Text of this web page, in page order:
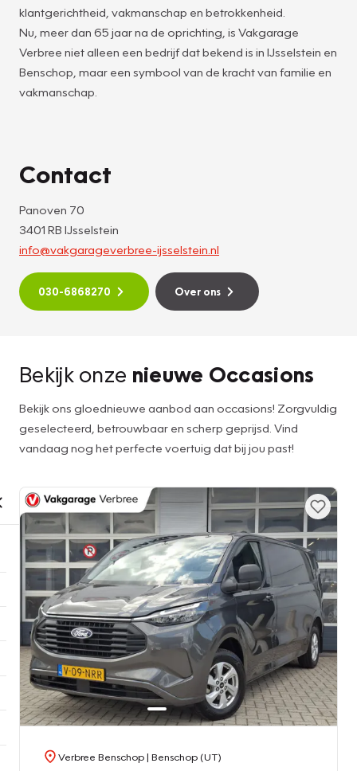
klantgerichtheid, vakmanschap en betrokkenheid.
Nu, meer dan 65 jaar na de oprichting, is Vakgarage
Verbree niet alleen een bedrijf dat bekend is in IJsselstein en
Benschop, maar een symbool van de kracht van familie en
vakmanschap.
Contact
Panoven 70
3401 RB IJsselstein
info@vakgarageverbree-ijsselstein.nl
030-6868270 Over ons
Bekijk onze nieuwe Occasions
Bekijk ons gloednieuwe aanbod aan occasions! Zorgvuldig
geselecteerd, betrouwbaar en scherp geprijsd. Vind
vandaag nog het perfecte voertuig dat bij jou past!
Verbree Benschop| Benschop (UT)